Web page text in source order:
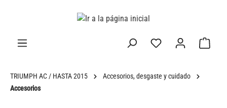
TRIUMPH AC / HASTA 2015
Accesorios, desgaste y cuidado
Accesorios